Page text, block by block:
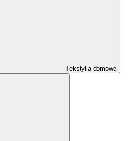
Tekstylia domowe